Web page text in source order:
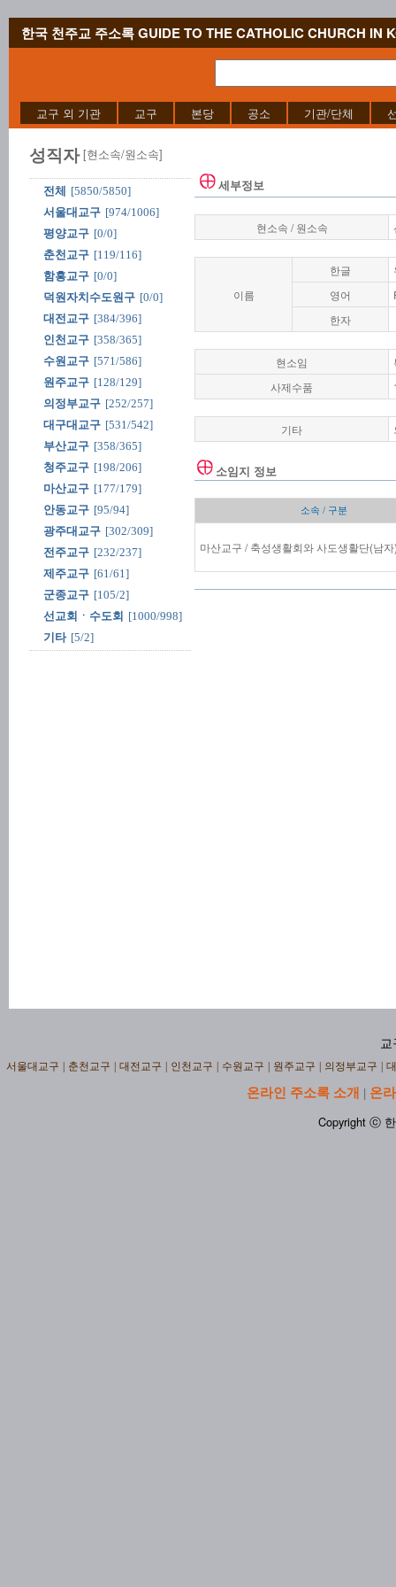
한국 천주교 주소록 GUIDE TO THE CATHOLIC CHURCH IN
교구 외 기관 교구 본당 공소 기관/단체
성직자 [현소속/원소속]
전체
[5850/5850]
서울대교구 [974/1006]
평양교구 [0/0]
춘천교구 [119/116]
함흥교구 [0/0]
덕원자치수도원구 [0/0]
대전교구 [384/396]
인천교구 [358/365]
수원교구 [571/586]
원주교구 [128/129]
의정부교구 [252/257]
대구대교구 [531/542]
부산교구 [358/365]
청주교구 [198/206]
마산교구 [177/179]
안동교구 [95/94]
광주대교구 [302/309]
전주교구 [232/237]
제주교구 [61/61]
군종교구 [105/2]
선교회ㆍ수도회 [1000/998]
기타 [5/2]
세부정보
현소속 / 원소속
이름
한글
영어
한자
현소임
사제수품
기타
소임지 정보
소속 / 구분
마산교구 / 축성생활회와 사도생활단(남
교
서울대교구 춘천교구 대전교구 인천교구 수원교구 원주교구 의정부교구
온라인 주소록 소개 | 온
Copyright ⓒ